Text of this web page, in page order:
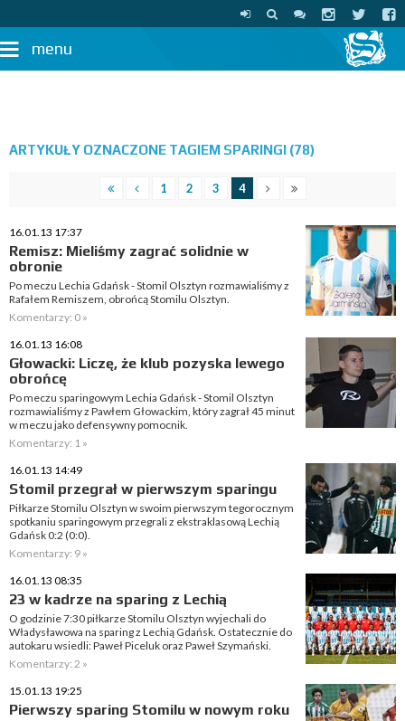
menu
ARTYKUŁY OZNACZONE TAGIEM SPARINGI (78)
1 2 3 4
16.01.13 17:37
Remisz: Mieliśmy zagrać solidnie w
obronie
Po meczu Lechia Gdańsk - Stomil Olsztyn rozmawialiśmy z
Rafałem Remiszem, obrońcą Stomilu Olsztyn.
Komentarzy: 0 »
16.01.13 16:08
Głowacki: Liczę, że klub pozyska lewego
obrońcę
Po meczu sparingowym Lechia Gdańsk - Stomil Olsztyn
rozmawialiśmy z Pawłem Głowackim, który zagrał 45 minut
w meczu jako defensywny pomocnik.
Komentarzy: 1 »
16.01.13 14:49
Stomil przegrał w pierwszym sparingu
Piłkarze Stomilu Olsztyn w swoim pierwszym tegorocznym
spotkaniu sparingowym przegrali z ekstraklasową Lechią
Gdańsk 0:2 (0:0).
Komentarzy: 9 »
16.01.13 08:35
23 w kadrze na sparing z Lechią
O godzinie 7:30 piłkarze Stomilu Olsztyn wyjechali do
Władysławowa na sparing z Lechią Gdańsk. Ostatecznie do
autokaru wsiedli: Paweł Piceluk oraz Paweł Szymański.
Komentarzy: 2 »
15.01.13 19:25
Pierwszy sparing Stomilu w nowym roku